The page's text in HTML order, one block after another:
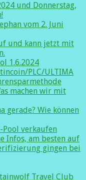
und Donnerstag,
vom 2. Juni
und kann jetzt mit
1.6.2024
PLC/ULTIMA
machen wir mit
gerade? Wie können
Pool verkaufen
Infos, am besten auf
gingen bei
Travel Club